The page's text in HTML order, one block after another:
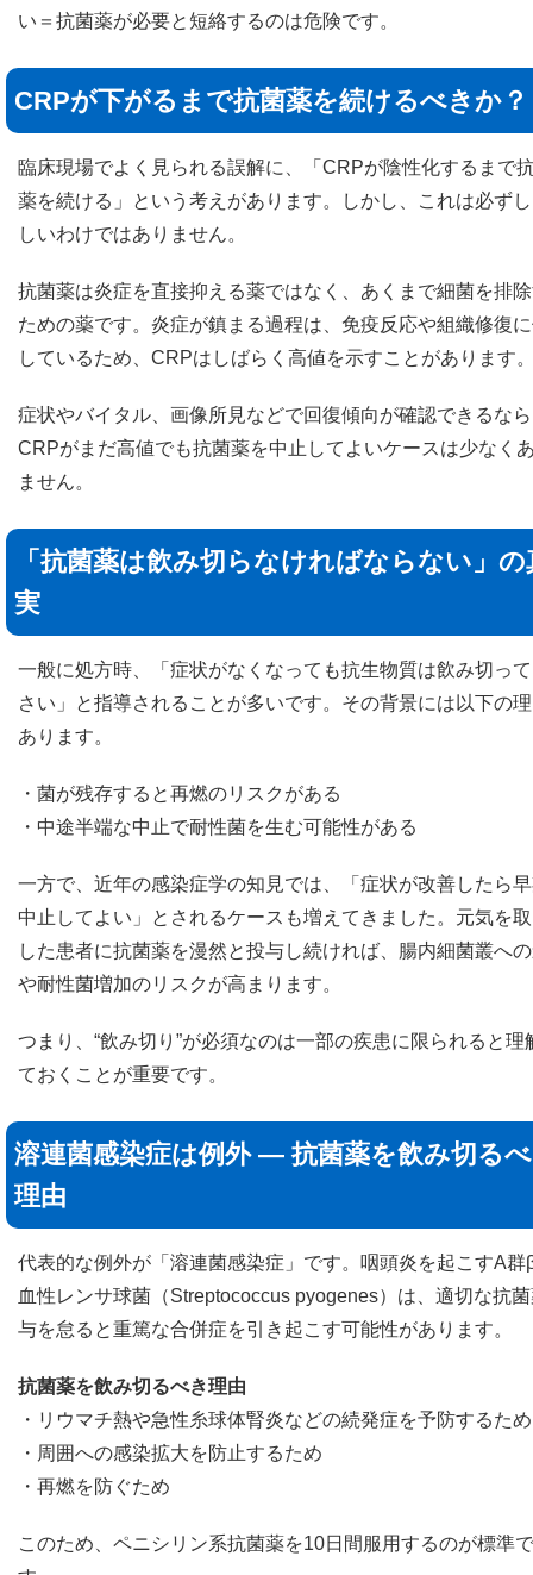
い＝抗菌薬が必要と短絡するのは危険です。
CRPが下がるまで抗菌薬を続けるべきか？
臨床現場でよく見られる誤解に、「CRPが陰性化するまで
薬を続ける」という考えがあります。しかし、これは必ず
しいわけではありません。
抗菌薬は炎症を直接抑える薬ではなく、あくまで細菌を排
ための薬です。炎症が鎮まる過程は、免疫反応や組織修復
しているため、CRPはしばらく高値を示すことがあります
症状やバイタル、画像所見などで回復傾向が確認できるな
CRPがまだ高値でも抗菌薬を中止してよいケースは少なく
ません。
「抗菌薬は飲み切らなければならない」の
実
一般に処方時、「症状がなくなっても抗生物質は飲み切っ
さい」と指導されることが多いです。その背景には以下の
あります。
・菌が残存すると再燃のリスクがある
・中途半端な中止で耐性菌を生む可能性がある
一方で、近年の感染症学の知見では、「症状が改善したら
中止してよい」とされるケースも増えてきました。元気を
した患者に抗菌薬を漫然と投与し続ければ、腸内細菌叢へ
や耐性菌増加のリスクが高まります。
つまり、“飲み切り”が必須なのは一部の疾患に限られると理
ておくことが重要です。
溶連菌感染症は例外 ― 抗菌薬を飲み切る
理由
代表的な例外が「溶連菌感染症」です。咽頭炎を起こすA群
血性レンサ球菌（Streptococcus pyogenes）は、適切な抗
与を怠ると重篤な合併症を引き起こす可能性があります。
抗菌薬を飲み切るべき理由
・リウマチ熱や急性糸球体腎炎などの続発症を予防するため
・周囲への感染拡大を防止するため
・再燃を防ぐため
このため、ペニシリン系抗菌薬を10日間服用するのが標準で